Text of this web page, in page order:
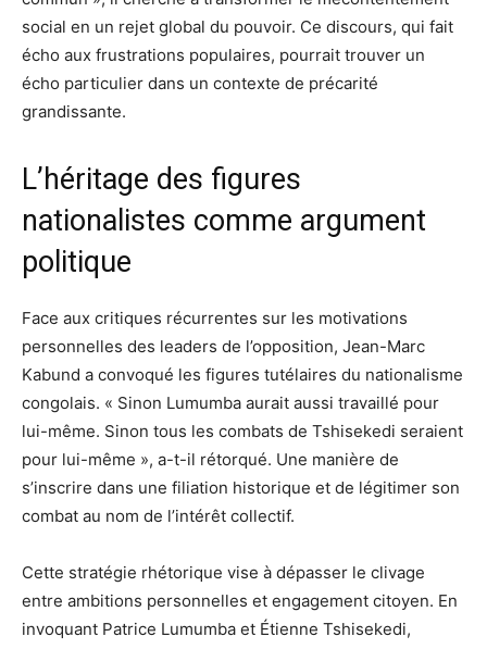
social en un rejet global du pouvoir. Ce discours, qui fait
écho aux frustrations populaires, pourrait trouver un
écho particulier dans un contexte de précarité
grandissante.
L’héritage des figures
nationalistes comme argument
politique
Face aux critiques récurrentes sur les motivations
personnelles des leaders de l’opposition, Jean-Marc
Kabund a convoqué les figures tutélaires du nationalisme
congolais. « Sinon Lumumba aurait aussi travaillé pour
lui-même. Sinon tous les combats de Tshisekedi seraient
pour lui-même », a-t-il rétorqué. Une manière de
s’inscrire dans une filiation historique et de légitimer son
combat au nom de l’intérêt collectif.
Cette stratégie rhétorique vise à dépasser le clivage
entre ambitions personnelles et engagement citoyen. En
invoquant Patrice Lumumba et Étienne Tshisekedi,